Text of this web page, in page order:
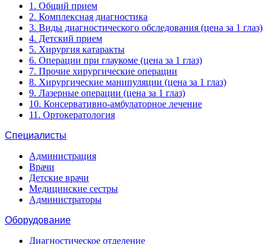
1. Общий прием
2. Комплексная диагностика
3. Виды диагностического обследования (цена за 1 глаз)
4. Детский прием
5. Хирургия катаракты
6. Операции при глаукоме (цена за 1 глаз)
7. Прочие хирургические операции
8. Хирургические манипуляции (цена за 1 глаз)
9. Лазерные операции (цена за 1 глаз)
10. Консервативно-амбулаторное лечение
11. Ортокератология
Специалисты
Администрация
Врачи
Детские врачи
Медицинские сестры
Администраторы
Оборудование
Диагностическое отделение